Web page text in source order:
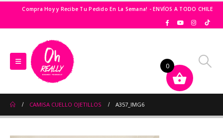
Compra Hoy y Recibe Tu Pedido En La Semana! - ENVÍOS A TODO CHILE
CAMISA CUELLO OJETILLOS A357_IMG6
0